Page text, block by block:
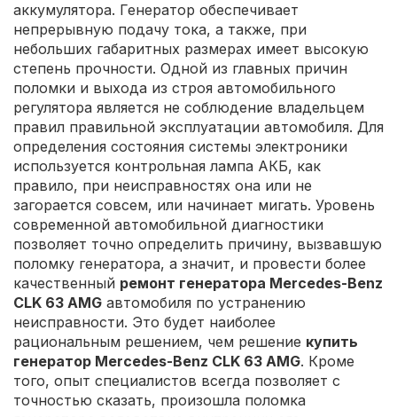
аккумулятора. Генератор обеспечивает
непрерывную подачу тока, а также, при
небольших габаритных размерах имеет высокую
степень прочности. Одной из главных причин
поломки и выхода из строя автомобильного
регулятора является не соблюдение владельцем
правил правильной эксплуатации автомобиля. Для
определения состояния системы электроники
используется контрольная лампа АКБ, как
правило, при неисправностях она или не
загорается совсем, или начинает мигать. Уровень
современной автомобильной диагностики
позволяет точно определить причину, вызвавшую
поломку генератора, а значит, и провести более
качественный ремонт генератора Mercedes-Benz
CLK 63 AMG автомобиля по устранению
неисправности. Это будет наиболее
рациональным решением, чем решение купить
генератор Mercedes-Benz CLK 63 AMG. Кроме
того, опыт специалистов всегда позволяет с
точностью сказать, произошла поломка